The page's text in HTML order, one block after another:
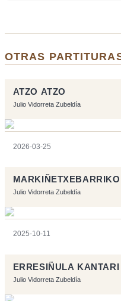
OTRAS
ATZO ATZO
Julio Vidorreta Zubeldía
2026-03-25
MARKIÑETXEBARRIKO
Julio Vidorreta Zubeldía
2025-10-11
ERRESIÑULA KANTARI
Julio Vidorreta Zubeldía